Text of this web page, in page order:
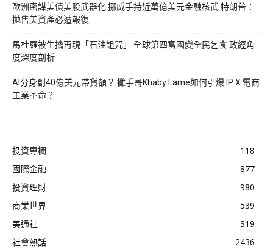
歐洲密謀美債美股武器化 挪威手持近萬億美元金融核武 特朗普：
拋售美資產必遭報復
馬杜羅被生擒再現「石油詛咒」 全球第四富國變全民乞食 政經角
度深度剖析
AI分身創40億美元帶貨額？ 攤手哥Khaby Lame如何引爆 IP X 電商
工業革命？
投資專欄
118
國際金融
877
投資理財
980
商業世界
539
美通社
319
社會熱話
2436